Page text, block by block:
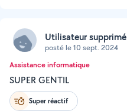
Utilisateur supprimé
posté le 10 sept. 2024
Assistance informatique
SUPER GENTIL
Super réactif